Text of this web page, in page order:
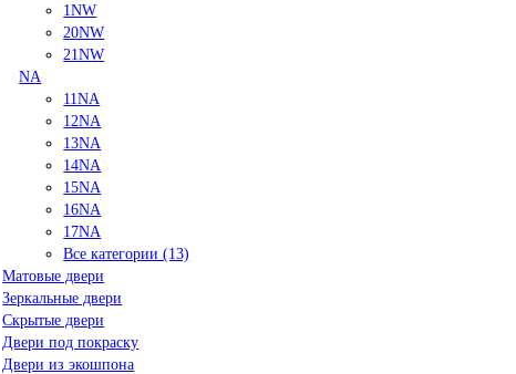
1NW
20NW
21NW
NA
11NA
12NA
13NA
14NA
15NA
16NA
17NA
Все категории (13)
Матовые двери
Зеркальные двери
Скрытые двери
Двери под покраску
Двери из экошпона